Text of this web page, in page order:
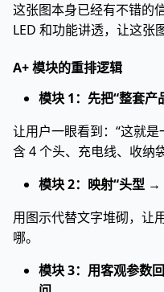
这张图本身已经有不错的
LED 和功能讲透，让这张
A+ 模块的重排逻辑
模块 1：先把“整套
让用户一眼看到：“这就
含 4 个头、充电线、收纳袋
模块 2：映射“头型 →
用图示代替文字堆砌，让
哪。
模块 3：用客观参数